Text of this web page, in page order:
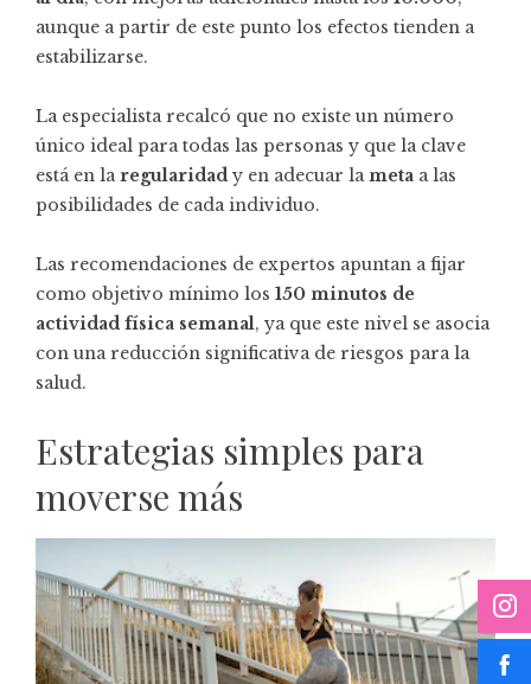
aunque a partir de este punto los efectos tienden a
estabilizarse.
La especialista recalcó que no existe un número
único ideal para todas las personas y que la clave
está en laregularidad y en adecuar lameta a las
posibilidades de cada individuo.
Las recomendaciones de expertos apuntan a fijar
como objetivo mínimo los 150 minutos de
actividad física semanal, ya que este nivel se asocia
con una reducción significativa de riesgos para la
salud.
Estrategias simples para
moverse más